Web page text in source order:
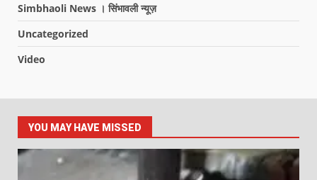
Simbhaoli News । सिंभावली न्यूज़
Uncategorized
Video
YOU MAY HAVE MISSED